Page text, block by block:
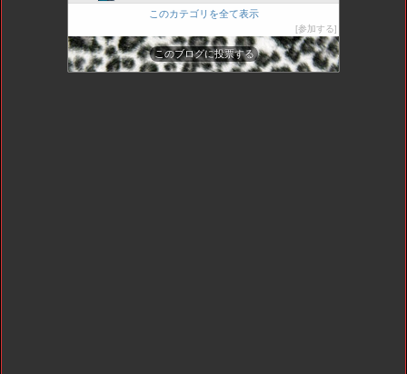
このカテゴリを全て表示
参加する
このブログに投票する